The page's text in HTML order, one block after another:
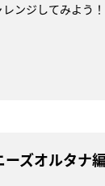
ンジしてみよう
ーズオルタナ編